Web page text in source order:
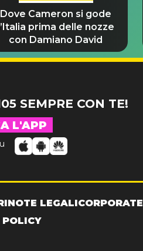
Dove Cameron si gode
l’Italia prima delle nozze
con Damiano David
SEMPRE CON TE!
L'APP
NOTE LEGALICORPORATE
POLICY